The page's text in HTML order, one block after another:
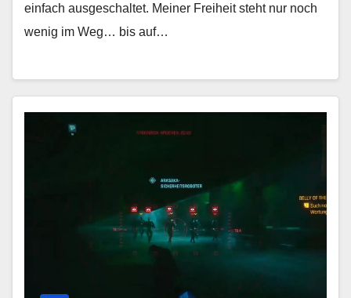
einfach ausgeschaltet. Meiner Freiheit steht nur noch
wenig im Weg… bis auf…